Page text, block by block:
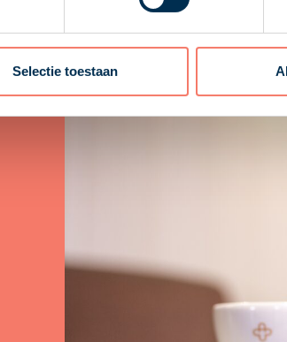
Selectie toestaan